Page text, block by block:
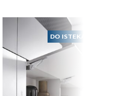
DO ISTEKA ZALIHA